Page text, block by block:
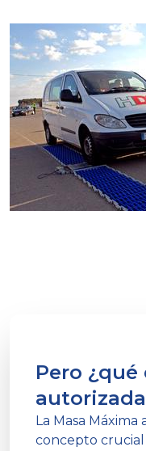
Pero ¿qué
autorizada
La Masa
concepto